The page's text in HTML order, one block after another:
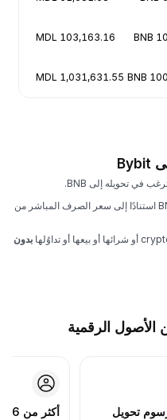
10 BNB
103,163.16 MDL
100 BNB
1,031,631.55 MDL
اطَّلع فورًا على القيمة المُكافئة بعملة BNB استنادًا إلى سعر الصرف المباشر من
بدون
الأصول الرقمية
تحويل